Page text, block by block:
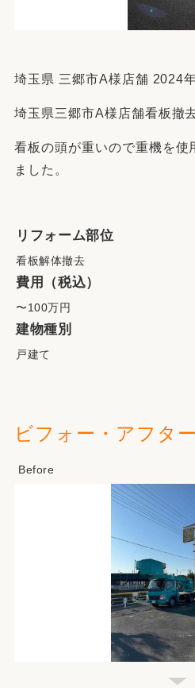
埼玉県 三郷市A様店舗 2024
埼玉県三郷市A様店舗看板撤
看板の頭が重いので重機を使
ました。
リフォーム部位
看板解体撤去
費用（税込）
〜100万円
建物種別
戸建て
ビフォー・アフター